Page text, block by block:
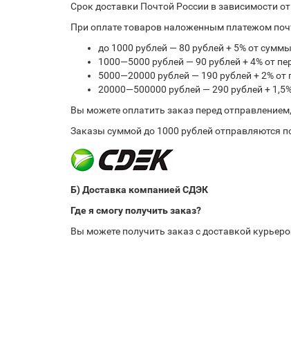
Срок доставки Почтой России в зависимости
При оплате товаров наложенным платежом
до 1000 рублей — 80 рублей + 5% от
1000—5000 рублей — 90 рублей + 4% от
5000—20000 рублей — 190 рублей + 2%
20000—500000 рублей — 290 рублей +
Вы можете оплатить заказ перед
Заказы суммой до 1000 рублей отправляются
Б) Доставка компанией СДЭК
Где я смогу получить заказ?
Вы можете получить заказ с доставкой